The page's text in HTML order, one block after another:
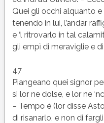
Quei gli occhi alquanto
tenendo in lui, l’andar
e ‘l ritrovarlo in tal
gli empì di meraviglie e
47
Piangeano quei signor
sì lor ne dolse, e lor ne
– Tempo è (lor disse
di risanarlo, e non di